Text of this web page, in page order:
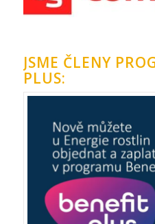
JSME ČLENY
PLUS: